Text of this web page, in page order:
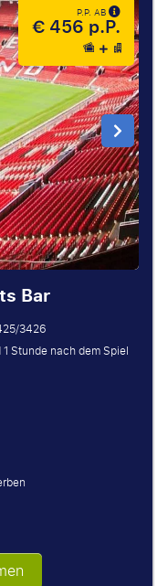
P.P. AB
€ 456 p.P.
Bar
3426
Stunde nach dem Spiel